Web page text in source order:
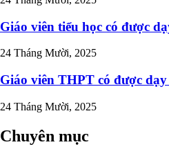
Giáo viên tiểu học có được
24 Tháng Mười, 2025
Giáo viên THPT có được
24 Tháng Mười, 2025
Chuyên mục